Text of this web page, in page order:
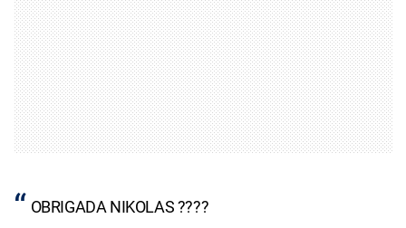
OBRIGADA NIKOLAS ????